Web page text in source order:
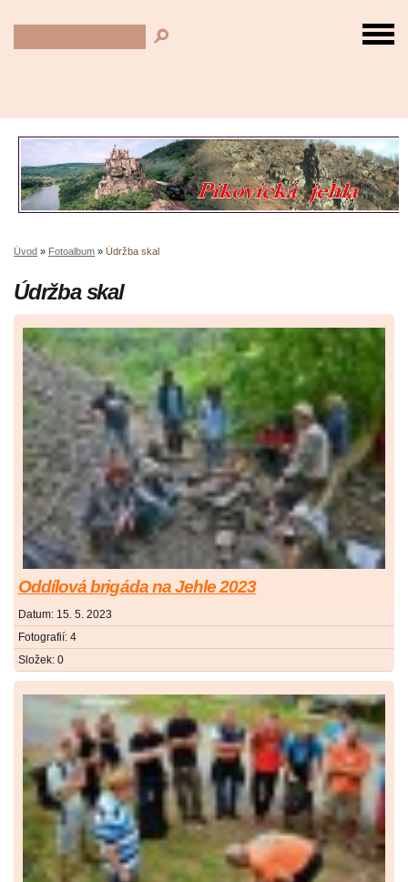
Úvod » Fotoalbum » Údržba skal
Údržba skal
Oddílová brigáda na Jehle 2023
Datum: 15. 5. 2023
Fotografií: 4
Složek: 0